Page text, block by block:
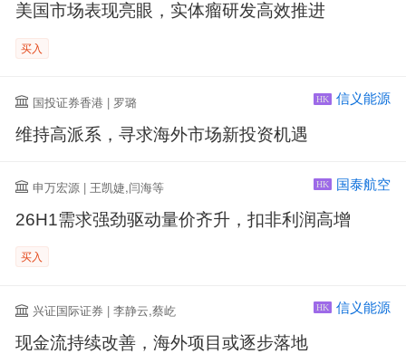
美国市场表现亮眼，实体瘤研发高效推进
买入
国投证券香港 | 罗璐 HK 信义能源
维持高派系，寻求海外市场新投资机遇
申万宏源 | 王凯婕,闫海等 HK 国泰航空
26H1需求强劲驱动量价齐升，扣非利润高增
买入
兴证国际证券 | 李静云,蔡屹 HK 信义能源
现金流持续改善，海外项目或逐步落地